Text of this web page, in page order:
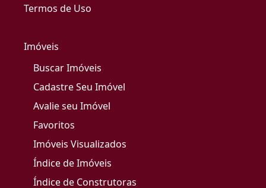
Termos de Uso
Imóveis
Buscar Imóveis
Cadastre Seu Imóvel
Avalie seu Imóvel
Favoritos
Imóveis Visualizados
Índice de Imóveis
Índice de Construtoras